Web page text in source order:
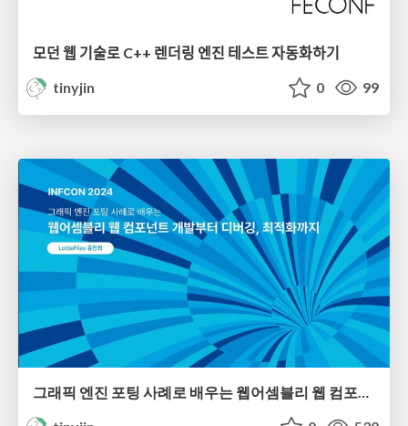
모던 웹 기술로 C++ 렌더링 엔진 테스트 자동화하기
tinyjin
0 99
그래픽 엔진 포팅 사례로 배우는 웹어셈블리 웹 컴포넌트 개발부터 디버깅, 최적화까지